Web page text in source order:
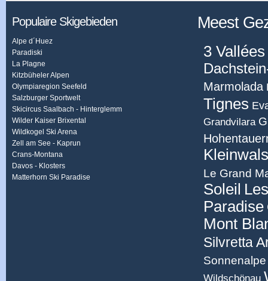
Populaire Skigebieden
Alpe d´Huez
Paradiski
La Plagne
Kitzbüheler Alpen
Olympiaregion Seefeld
Salzburger Sportwelt
Skicircus Saalbach - Hinterglemm
Wilder Kaiser Brixental
Wildkogel Ski Arena
Zell am See - Kaprun
Crans-Montana
Davos - Klosters
Matterhorn Ski Paradise
Meest
3 Vallées
Marmolada
Tignes
Grandvilara
Le Grand
Soleil
Paradise
Mont
Silvretta
Wildschönau